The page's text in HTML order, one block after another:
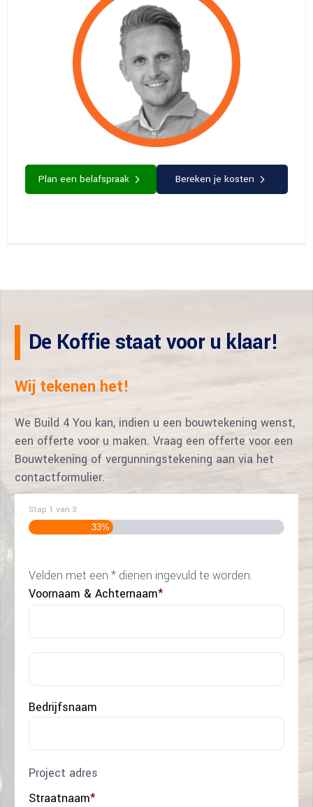
Plan een belafspraak Bereken je kosten
De Koffie staat voor u klaar!
Wij tekenen het!
We Build 4 You kan, indien u een bouwtekening wenst,
een offerte voor u maken. Vraag een offerte voor een
Bouwtekening of vergunningstekening aan via het
contactformulier.
Stap 1 van 3
33%
Velden met een * dienen ingevuld te worden.
Voornaam & Achternaam*
Bedrijfsnaam
Project adres
Straatnaam*